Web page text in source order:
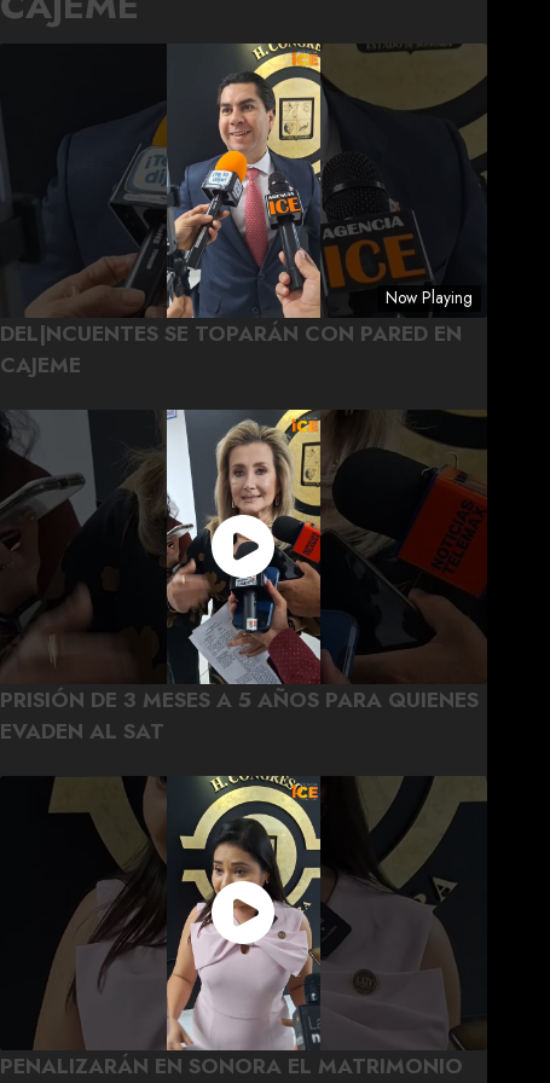
Now Playing
DEL|NCUENTES SE TOPARÁN CON PARED EN
CAJEME
PRISIÓN DE 3 MESES A 5 AÑOS PARA QUIENES
EVADEN AL SAT
PENALIZARÁN EN SONORA EL MATRIMONIO